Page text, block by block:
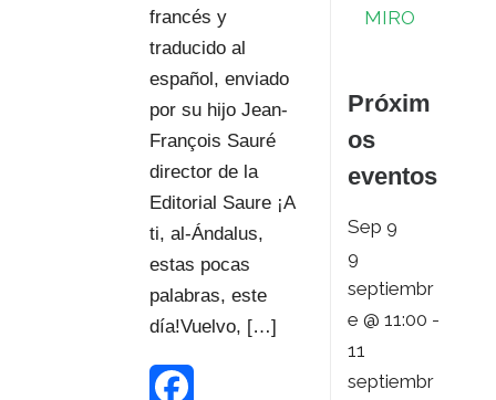
s
s
t
i
r
francés y
traducido al
español, enviado
por su hijo Jean-
François Sauré
director de la
Editorial Saure ¡A
ti, al-Ándalus,
estas pocas
palabras, este
día!Vuelvo, […]
MIRO
Próxim
os
eventos
Sep9
9
septiembr
e @ 11:00 -
11
septiembr